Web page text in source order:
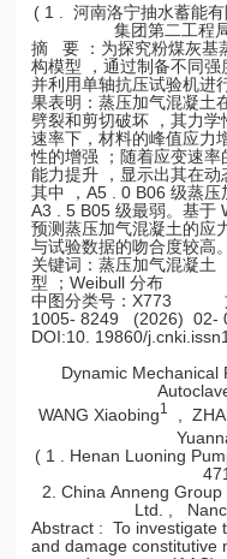
( 1 . 河南洛宁抽水蓄能
集团第二工程
摘 要 ：为探究粉煤灰基
构模型 ，通过制备不同强
并利用单轴抗压试验机进
果表明：蒸压加气混凝土
劈裂和剪切破坏 ，其力
速率下，材料的峰值应力
性的增强 ；随着应变速
能力提升 ，显示出其在动
其中 ，A5 . 0 B06 级蒸
A3 . 5 B05 级最弱。基于
预测蒸压加气混凝土的应
与试验数据的吻合度较高。
关键词：蒸压加气混凝土
型 ；Weibull 分布
中图分类号：X773
1005- 8249 (2026) 02-
DOI:10. 19860/
Dynamic Mechanical
WANG Xiaobing1 ,
( 1 . Henan Luoning
2. China Anneng
Ltd. ,
Abstract : To investigate
and damage constitutive